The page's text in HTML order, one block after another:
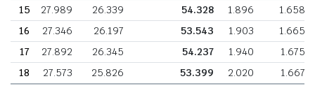
15
27.989 26.339 54.328 1.896 1.658
16
27.346 26.197 53.543 1.903 1.665
17
27.892 26.345 54.237 1.940 1.675
18
27.573 25.826 53.399 2.020 1.667